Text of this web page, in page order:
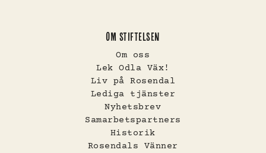
OM STIFTELSEN
Om oss
Lek Odla Väx!
Liv på Rosendal
Lediga tjänster
Nyhetsbrev
Samarbetspartners
Historik
Rosendals Vänner